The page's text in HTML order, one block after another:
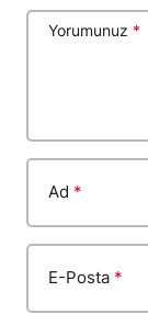
Yorumunuz *
Ad *
E-Posta *